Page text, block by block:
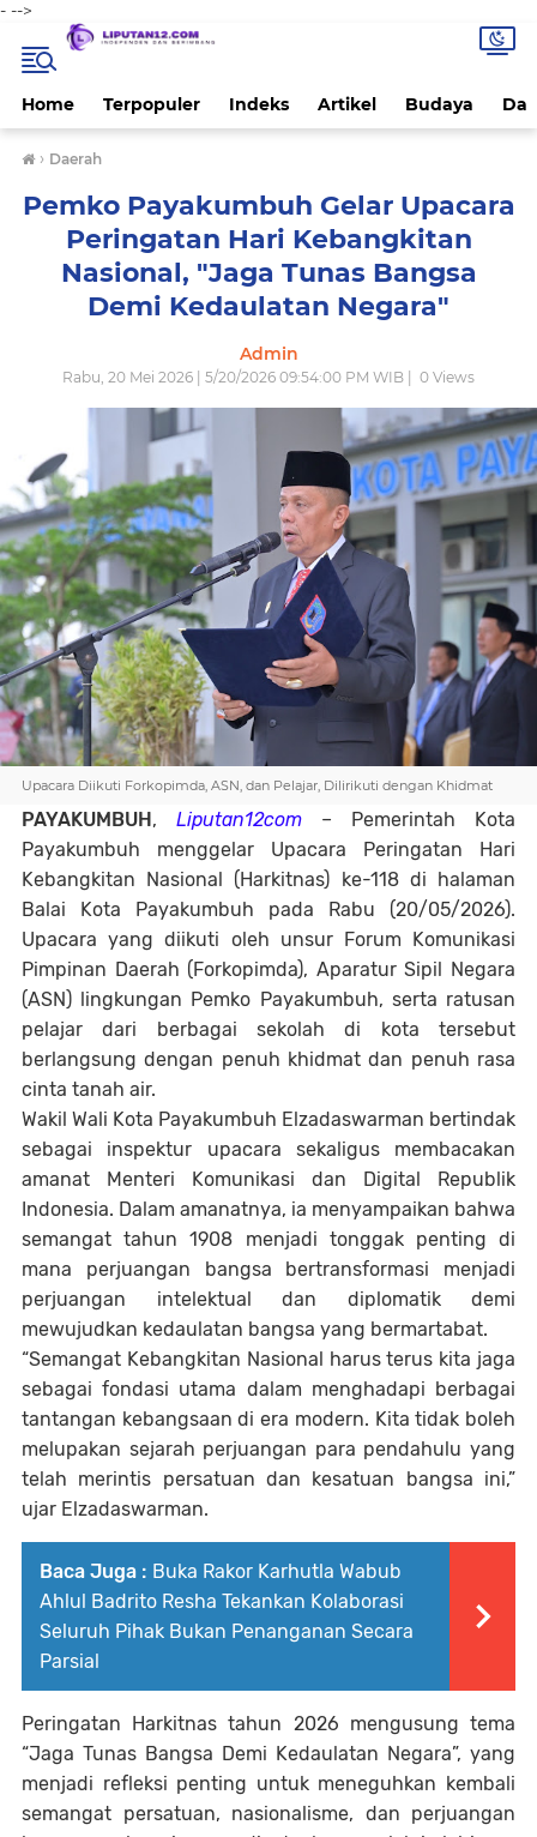
- -->
Home Terpopuler Indeks Artikel Budaya
› Daerah
Pemko Payakumbuh Gelar Upacara
Peringatan Hari Kebangkitan
Nasional, "Jaga Tunas Bangsa
Demi Kedaulatan Negara"
Admin
Rabu, 20 Mei 2026 | 5/20/2026 09:54:00 PM WIB | 0 Views
Upacara Diikuti Forkopimda, ASN, dan Pelajar, Dilirikuti dengan Khidmat
PAYAKUMBUH, Liputan12com – Pemerintah Kota
Payakumbuh menggelar Upacara Peringatan Hari
Kebangkitan Nasional (Harkitnas) ke-118 di halaman
Balai Kota Payakumbuh pada Rabu (20/05/2026).
Upacara yang diikuti oleh unsur Forum Komunikasi
Pimpinan Daerah (Forkopimda), Aparatur Sipil Negara
(ASN) lingkungan Pemko Payakumbuh, serta ratusan
pelajar dari berbagai sekolah di kota tersebut
berlangsung dengan penuh khidmat dan penuh rasa
cinta tanah air.
Wakil Wali Kota Payakumbuh Elzadaswarman bertindak
sebagai inspektur upacara sekaligus membacakan
amanat Menteri Komunikasi dan Digital Republik
Indonesia. Dalam amanatnya, ia menyampaikan bahwa
semangat tahun 1908 menjadi tonggak penting di
mana perjuangan bangsa bertransformasi menjadi
perjuangan intelektual dan diplomatik demi
mewujudkan kedaulatan bangsa yang bermartabat.
“Semangat Kebangkitan Nasional harus terus kita jaga
sebagai fondasi utama dalam menghadapi berbagai
tantangan kebangsaan di era modern. Kita tidak boleh
melupakan sejarah perjuangan para pendahulu yang
telah merintis persatuan dan kesatuan bangsa ini,”
ujar Elzadaswarman.
Baca Juga : Buka Rakor Karhutla Wabub
Ahlul Badrito Resha Tekankan Kolaborasi
Seluruh Pihak Bukan Penanganan Secara
Parsial
Peringatan Harkitnas tahun 2026 mengusung tema
“Jaga Tunas Bangsa Demi Kedaulatan Negara”, yang
menjadi refleksi penting untuk meneguhkan kembali
semangat persatuan, nasionalisme, dan perjuangan